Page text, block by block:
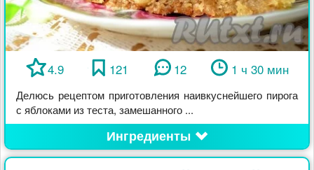
4.9 121 12 1 ч 30 мин
Делюсь рецептом приготовления наивкуснейшего пирога
с яблоками из теста, замешанного ...
Ингредиенты